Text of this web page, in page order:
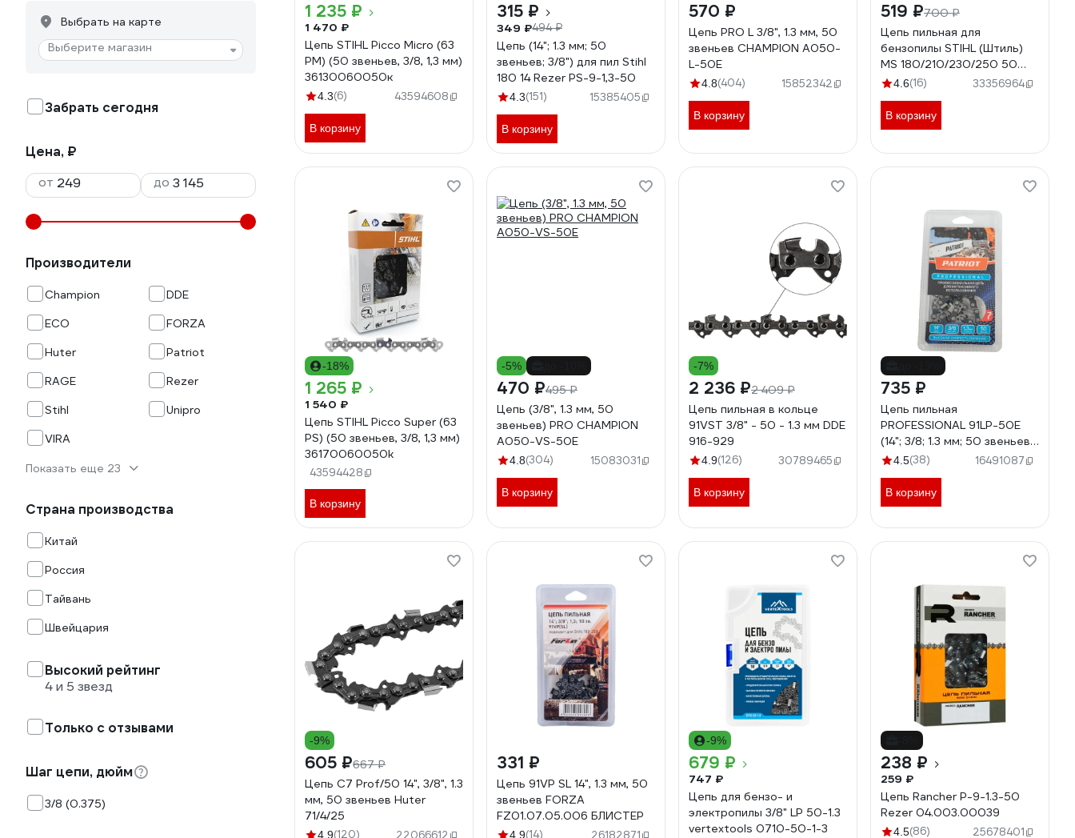
Выбрать на карте
Выберите магазин
Забрать сегодня
Цена, ₽
от
до
Производители
Champion
DDE
ECO
FORZA
Huter
Patriot
RAGE
Rezer
Stihl
Unipro
VIRA
Показать еще 23
Страна производства
Китай
Россия
Тайвань
Швейцария
Высокий рейтинг
4 и 5 звезд
Только с отзывами
Шаг цепи, дюйм
3/8 (0.375)
1 235 ₽
1 470 ₽
Цепь STIHL Picco Micro (63
PM) (50 звеньев, 3/8, 1,3 мм)
36130060050к
4.3(6) 43594608
В корзину
315 ₽
349 ₽494 ₽
Цепь (14"; 1.3 мм; 50
звеньев; 3/8") для пил Stihl
180 14 Rezer PS-9-1,3-50
4.3(151) 15385405
В корзину
570 ₽
Цепь PRO L 3/8", 1.3 мм, 50
звеньев CHAMPION A050-
L-50E
4.8(404) 15852342
В корзину
519 ₽700 ₽
Цепь пильная для
бензопилы STIHL (Штиль)
MS 180/210/230/250 50
звеньев (чизельный супер
3/8, шина 14" Unipro 16700-
50
4.6(16) 33356964
В корзину
-18%
1 265 ₽
1 540 ₽
Цепь STIHL Picco Super (63
PS) (50 звеньев, 3/8, 1,3 мм)
36170060050k
43594428
В корзину
-5%
470 ₽495 ₽
Цепь (3/8", 1.3 мм, 50
звеньев) PRO CHAMPION
A050-VS-50E
4.8(304) 15083031
В корзину
-7%
2 236 ₽2 409 ₽
Цепь пильная в кольце
91VST 3/8" - 50 - 1.3 мм DDE
916-929
4.9(126) 30789465
В корзину
735 ₽
Цепь пильная
PROFESSIONAL 91LP-50E
(14"; 3/8; 1.3 мм; 50 звеньев)
для Stihl 180; 210; 230; 250
4.5(38) 16491087
В корзину
-9%
605 ₽667 ₽
Цепь С7 Prof/50 14", 3/8", 1.3
мм, 50 звеньев Huter
71/4/25
4.9(120) 22066612
331 ₽
Цепь 91VP SL 14", 1.3 мм, 50
звеньев FORZA
FZ01.07.05.006 БЛИСТЕР
4.9(14) 26182871
-9%
679 ₽
747 ₽
Цепь для бензо- и
электропилы 3/8" LP 50-1.3
vertextools 0710-50-1-3
238 ₽
259 ₽
Цепь Rancher P-9-1.3-50
Rezer 04.003.00039
4.5(86) 25678401